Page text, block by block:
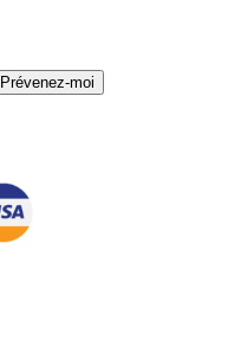
Prévenez-moi